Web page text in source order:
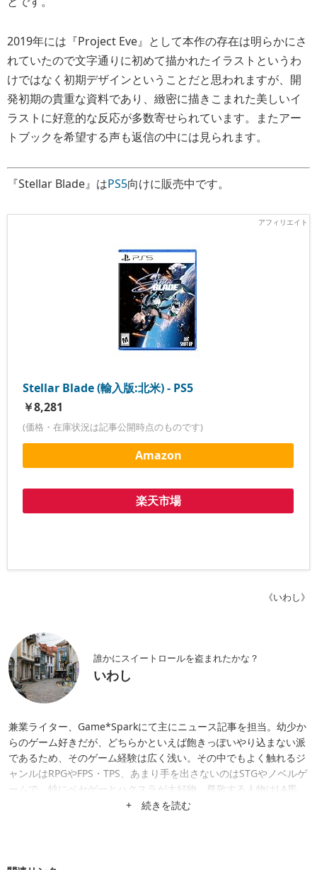
2019年には『Project Eve』として本作の存在は明らかにさ
れていたので文字通りに初めて描かれたイラストというわ
けではなく初期デザインということだと思われますが、開
発初期の貴重な資料であり、緻密に描きこまれた美しいイ
ラストに好意的な反応が多数寄せられています。またアー
トブックを希望する声も返信の中には見られます。
『Stellar Blade』はPS5向けに販売中です。
Stellar Blade (輸入版:北米) - PS5
￥8,281
(価格・在庫状況は記事公開時点のものです)
Amazon
楽天市場
《いわし》
誰かにスイートロールを盗まれたかな？
いわし
兼業ライター、Game*Sparkにて主にニュース記事を担当。幼少か
らのゲーム好きだが、どちらかといえば飽きっぽいやり込まない派
であるため、そのゲーム経験は広く浅い。その中でもよく触れるジ
ャンルはRPGやFPS・TPS、あまり手を出さないのはSTGやノベルゲ
ームで、特にベセゲーとハクスラが大好物。尊敬する人物はLA馬
+ 続きを読む